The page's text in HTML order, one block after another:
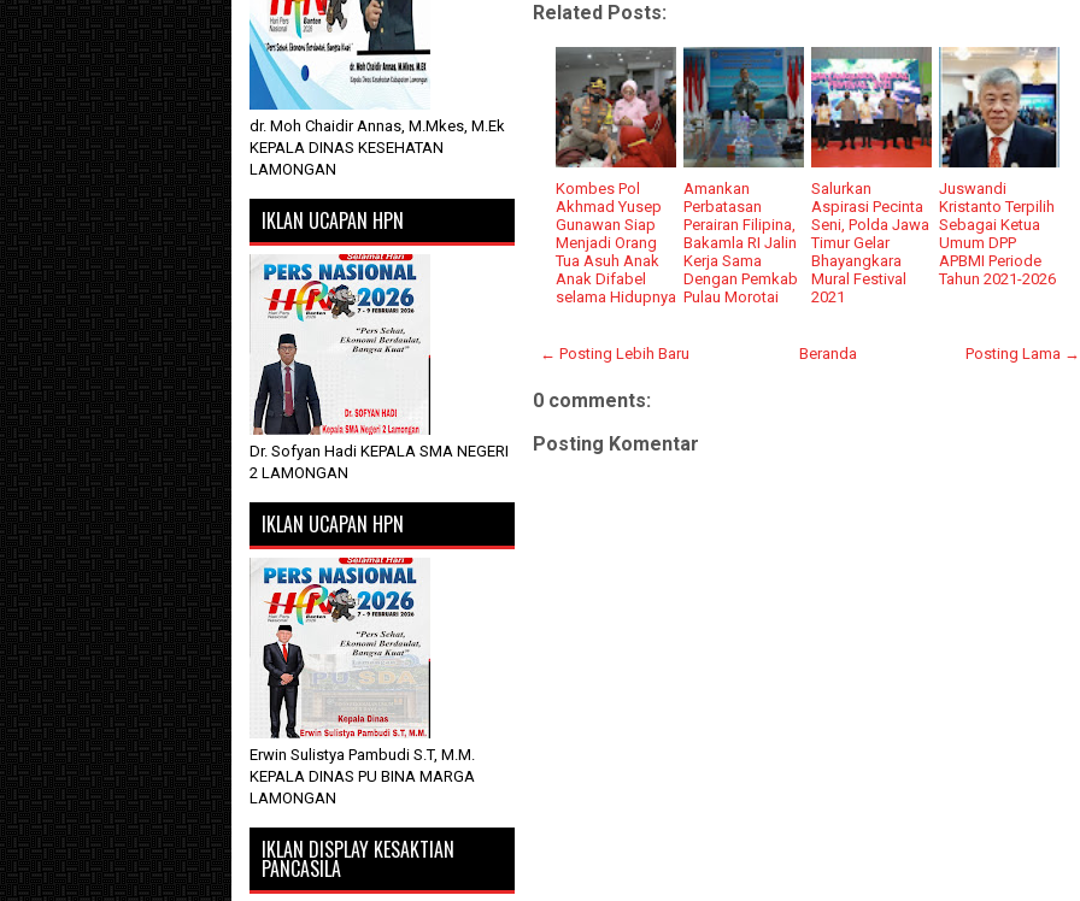
Related Posts:
Kombes Pol
Akhmad Yusep
Gunawan Siap
Menjadi Orang
Tua Asuh Anak
Anak Difabel
selama Hidupnya
Amankan
Perbatasan
Perairan Filipina,
Bakamla RI Jalin
Kerja Sama
Dengan Pemkab
Pulau Morotai
Salurkan
Aspirasi Pecinta
Seni, Polda Jawa
Timur Gelar
Bhayangkara
Mural Festival
2021
Juswandi
Kristanto Terpilih
Sebagai Ketua
Umum DPP
APBMI Periode
Tahun 2021-2026
← Posting Lebih Baru Posting Lama →
Beranda
0 comments:
Posting Komentar
dr. Moh Chaidir Annas, M.Mkes, M.Ek
KEPALA DINAS KESEHATAN
LAMONGAN
IKLAN UCAPAN HPN
Dr. Sofyan Hadi KEPALA SMA NEGERI
2 LAMONGAN
IKLAN UCAPAN HPN
Erwin Sulistya Pambudi S.T, M.M.
KEPALA DINAS PU BINA MARGA
LAMONGAN
IKLAN DISPLAY KESAKTIAN
PANCASILA